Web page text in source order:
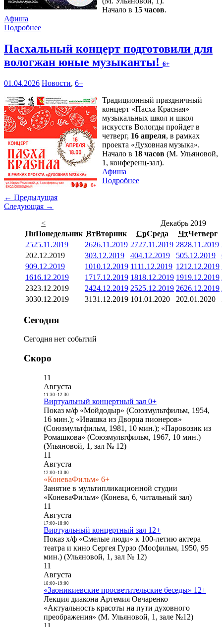
Начало в 15 часов.
Афиша
Подробнее
Пасхальный концерт подготовили для
вологжан юные музыканты! 6+
01.04.2026 Новости, 6+
Традиционный праздничный
концерт «Пасха Красная»
музыкальных школ и школ
искусств Вологды пройдет в
четверг, 16 апреля, в рамках
проекта «Духовная музыка».
Начало в 18 часов (М. Ульяновой,
1, конференц-зал).
Афиша
Подробнее
← Предыдущая
Следующая →
<
Декабрь 2019
ПнПонедельник ВтВторник СрСреда ЧтЧетверг
2525.11.2019 2626.11.2019 2727.11.2019 2828.11.2019
202.12.2019 303.12.2019 404.12.2019 505.12.2019
909.12.2019 1010.12.2019 1111.12.2019 1212.12.2019
1616.12.2019 1717.12.2019 1818.12.2019 1919.12.2019
2323.12.2019 2424.12.2019 2525.12.2019 2626.12.2019
3030.12.2019 3131.12.2019 101.01.2020 202.01.2020
Сегодня
Сегодня нет событий
Скоро
11
Августа
11:30- 12:30
Виртуальный концертный зал 0+
Показ м/ф «Мойдодыр» (Союзмультфильм, 1954,
16 мин.); «Ивашка из Дворца пионеров»
(Союзмультфильм, 1981, 10 мин.); «Паровозик из
Ромашкова» (Союзмультфильм, 1967, 10 мин.)
(Ульяновой, 1, зал № 12)
11
Августа
12:00- 13:00
«КоневаФильм» 6+
Занятие в мультипликационной студии
«КоневаФильм» (Конева, 6, читальный зал)
11
Августа
17:00- 18:00
Виртуальный концертный зал 12+
Показ х/ф «Смелые люди» к 100-летию актера
театра и кино Сергея Гурзо (Мосфильм, 1950, 95
мин.) (Ульяновой, 1, зал № 12)
11
Августа
18:00- 19:00
«Заоникиевские просветительские беседы» 12+
Лекция диакона Артемия Овчаренко
«Актуальность красоты на пути духовного
преображения» (М. Ульяновой, 1, зале №12)